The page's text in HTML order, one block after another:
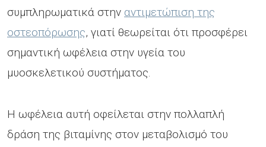
συμπληρωματικά στην αντιμετώπιση της
οστεοπόρωσης, γιατί θεωρείται ότι προσφέρει
σημαντική ωφέλεια στην υγεία του
μυοσκελετικού συστήματος.
Η ωφέλεια αυτή οφείλεται στην πολλαπλή
δράση της βιταμίνης στον μεταβολισμό του